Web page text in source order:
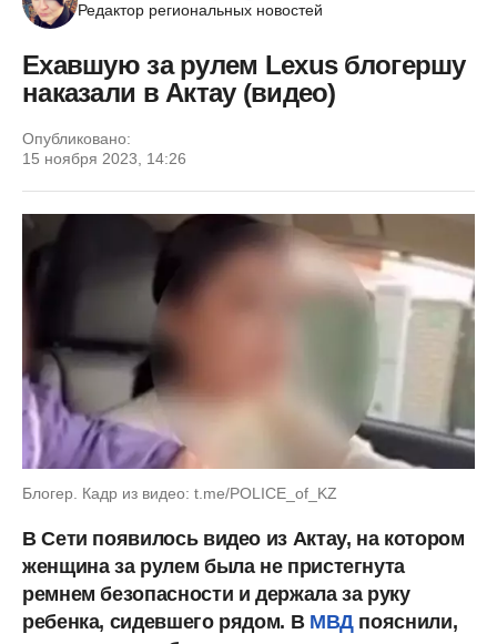
Редактор региональных новостей
Ехавшую за рулем Lexus блогершу
наказали в Актау (видео)
Опубликовано:
15 ноября 2023, 14:26
Блогер. Кадр из видео: t.me/POLICE_of_KZ
В Сети появилось видео из Актау, на котором
женщина за рулем была не пристегнута
ремнем безопасности и держала за руку
ребенка, сидевшего рядом. В МВД пояснили,